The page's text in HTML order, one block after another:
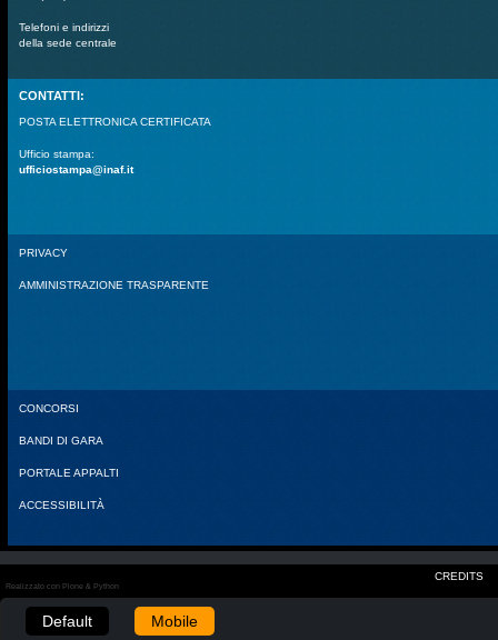
Telefoni e indirizzi
della sede centrale
CONTATTI:
POSTA ELETTRONICA CERTIFICATA
Ufficio stampa:
ufficiostampa@inaf.it
PRIVACY
AMMINISTRAZIONE TRASPARENTE
CONCORSI
BANDI DI GARA
PORTALE APPALTI
ACCESSIBILITÀ
CREDITS
Realizzato con Plone & Python
Default Mobile